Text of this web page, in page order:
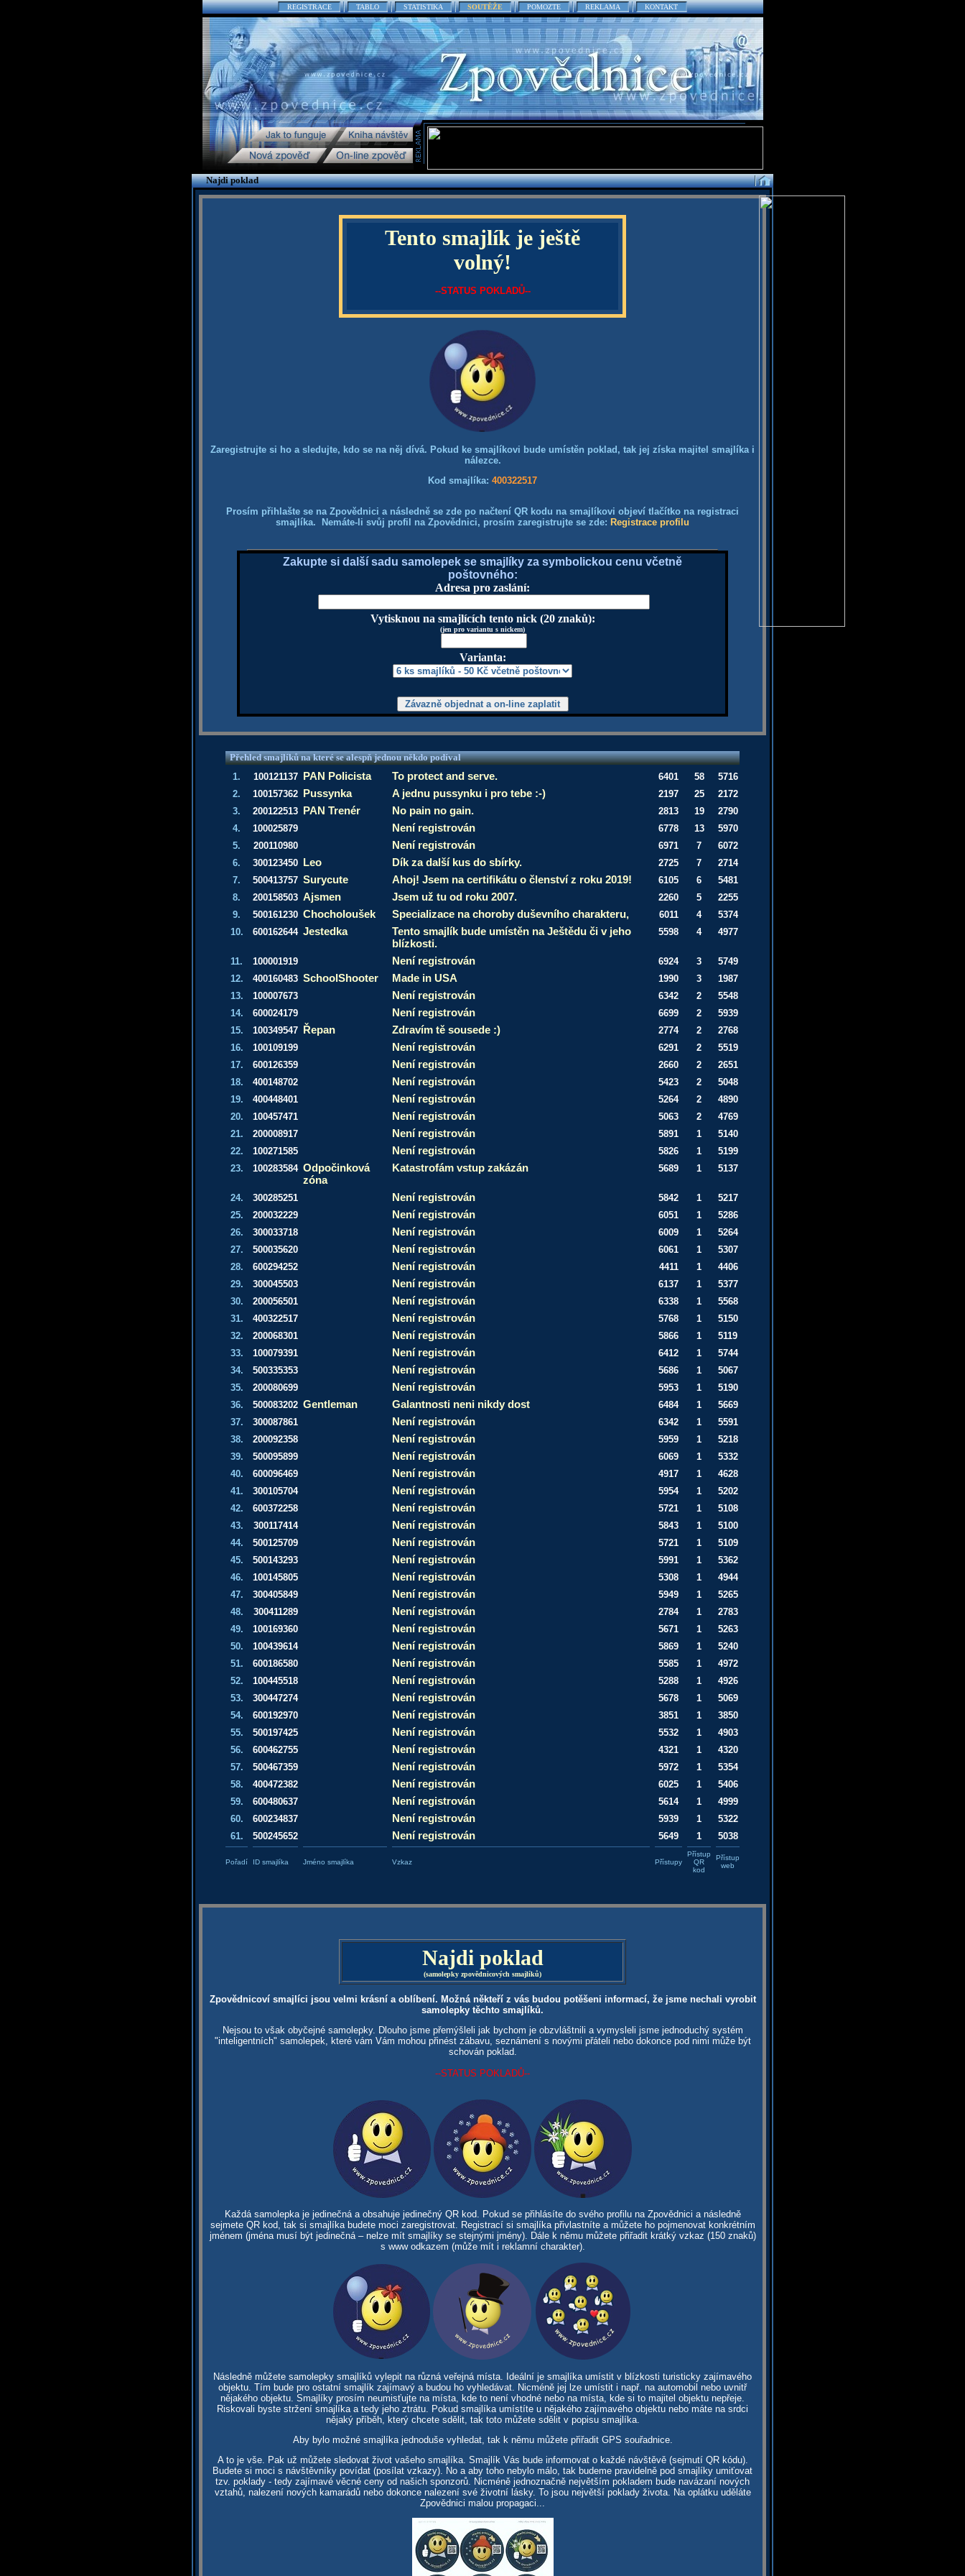
REGISTRACE TABLO STATISTIKA SOUTĚŽE POMOZTE REKLAMA KONTAKT
Najdi poklad
Tento smajlík je ještě
volný!
--STATUS POKLADŮ--
Zaregistrujte si ho a sledujte, kdo se na něj dívá. Pokud ke smajlíkovi bude umístěn poklad, tak jej získa majitel smajlíka i
nálezce.
Kod smajlíka: 400322517
Prosím přihlašte se na Zpovědnici a následně se zde po načtení QR kodu na smajlíkovi objeví tlačítko na registraci
smajlíka. Nemáte-li svůj profil na Zpovědnici, prosím zaregistrujte se zde: Registrace profilu
Zakupte si další sadu samolepek se smajlíky za symbolickou cenu včetně
poštovného:
Adresa pro zaslání:
Vytisknou na smajlících tento nick (20 znaků):
(jen pro variantu s nickem)
Varianta:
Přehled smajlíků na které se alespň jednou někdo podíval
1.
100121137 PAN Policista To protect and serve. 6401 58
5716
2.
100157362 Pussynka A jednu pussynku i pro tebe :-) 2197 25
2172
3.
200122513 PAN Trenér No pain no gain. 2813 19
2790
4.
100025879 Není registrován 6778 13
5970
5.
200110980 Není registrován 6971 7
6072
6.
300123450 Leo Dík za další kus do sbírky. 2725 7
2714
7.
500413757 Surycute Ahoj! Jsem na certifikátu o členství z roku 2019! 6105 6
5481
8.
200158503 Ajsmen Jsem už tu od roku 2007. 2260 5
2255
9.
500161230 Chocholoušek Specializace na choroby duševního charakteru, 6011 4
5374
10.
600162644 Jestedka
Tento smajlík bude umístěn na Ještědu či v jeho
blízkosti.
5598 4 4977
11. 100001919 Není registrován 6924 3
5749
12.
400160483 SchoolShooter Made in USA 1990 3
1987
13.
100007673 Není registrován 6342 2
5548
14.
600024179 Není registrován 6699 2
5939
15.
100349547 Řepan Zdravím tě sousede :) 2774 2
2768
16.
100109199 Není registrován 6291 2
5519
17.
600126359 Není registrován 2660 2
2651
18.
400148702 Není registrován 5423 2
5048
19.
400448401 Není registrován 5264 2
4890
20.
100457471 Není registrován 5063 2
4769
21.
200008917 Není registrován 5891 1
5140
22.
100271585 Není registrován 5826 1
5199
23.
100283584 Odpočinková
zóna
Katastrofám vstup zakázán 5689 1 5137
24. 300285251 Není registrován 5842 1
5217
25.
200032229 Není registrován 6051 1
5286
26.
300033718 Není registrován 6009 1
5264
27.
500035620 Není registrován 6061 1
5307
28.
600294252 Není registrován 4411 1
4406
29.
300045503 Není registrován 6137 1
5377
30.
200056501 Není registrován 6338 1
5568
31.
400322517 Není registrován 5768 1
5150
32.
200068301 Není registrován 5866 1
5119
33.
100079391 Není registrován 6412 1
5744
34.
500335353 Není registrován 5686 1
5067
35.
200080699 Není registrován 5953 1
5190
36.
500083202 Gentleman Galantnosti neni nikdy dost 6484 1
5669
37.
300087861 Není registrován 6342 1
5591
38.
200092358 Není registrován 5959 1
5218
39.
500095899 Není registrován 6069 1
5332
40.
600096469 Není registrován 4917 1
4628
41.
300105704 Není registrován 5954 1
5202
42.
600372258 Není registrován 5721 1
5108
43.
300117414 Není registrován 5843 1
5100
44.
500125709 Není registrován 5721 1
5109
45.
500143293 Není registrován 5991 1
5362
46.
100145805 Není registrován 5308 1
4944
47.
300405849 Není registrován 5949 1
5265
48.
300411289 Není registrován 2784 1
2783
49.
100169360 Není registrován 5671 1
5263
50.
100439614 Není registrován 5869 1
5240
51.
600186580 Není registrován 5585 1
4972
52.
100445518 Není registrován 5288 1
4926
53.
300447274 Není registrován 5678 1
5069
54.
600192970 Není registrován 3851 1
3850
55.
500197425 Není registrován 5532 1
4903
56.
600462755 Není registrován 4321 1
4320
57.
500467359 Není registrován 5972 1
5354
58.
400472382 Není registrován 6025 1
5406
59.
600480637 Není registrován 5614 1
4999
60.
600234837 Není registrován 5939 1
5322
61.
500245652 Není registrován 5649 1 5038
Pořadí ID smajlíka Jméno smajlíka Vzkaz Přístupy
Přístup
QR
kod
Přístup
web
Najdi poklad
(samolepky zpovědnicových smajlíků)
Zpovědnicoví smajlíci jsou velmi krásní a oblíbení. Možná někteří z vás budou potěšeni informací, že jsme nechali vyrobit
samolepky těchto smajlíků.
Nejsou to však obyčejné samolepky. Dlouho jsme přemýšleli jak bychom je obzvláštnili a vymysleli jsme jednoduchý systém
"inteligentních" samolepek, které vám Vám mohou přinést zábavu, seznámení s novými přáteli nebo dokonce pod nimi může být
schován poklad.
--STATUS POKLADŮ--
Každá samolepka je jedinečná a obsahuje jedinečný QR kod. Pokud se přihlásíte do svého profilu na Zpovědnici a následně
sejmete QR kod, tak si smajlíka budete moci zaregistrovat. Registrací si smajlíka přivlastníte a můžete ho pojmenovat konkrétním
jménem (jména musí být jedinečná – nelze mít smajlíky se stejnými jmény). Dále k němu můžete přiřadit krátký vzkaz (150 znaků)
s www odkazem (může mít i reklamní charakter).
Následně můžete samolepky smajlíků vylepit na různá veřejná místa. Ideální je smajlíka umístit v blízkosti turisticky zajímavého
objektu. Tím bude pro ostatní smajlík zajímavý a budou ho vyhledávat. Nicméně jej lze umístit i např. na automobil nebo uvnitř
nějakého objektu. Smajlíky prosím neumisťujte na místa, kde to není vhodné nebo na místa, kde si to majitel objektu nepřeje.
Riskovali byste stržení smajlíka a tedy jeho ztrátu. Pokud smajlíka umístíte u nějakého zajímavého objektu nebo máte na srdci
nějaký příběh, který chcete sdělit, tak toto můžete sdělit v popisu smajlíka.
Aby bylo možné smajlíka jednoduše vyhledat, tak k němu můžete přiřadit GPS souřadnice.
A to je vše. Pak už můžete sledovat život vašeho smajlíka. Smajlík Vás bude informovat o každé návštěvě (sejmutí QR kódu).
Budete si moci s návštěvníky povídat (posílat vzkazy). No a aby toho nebylo málo, tak budeme pravidelně pod smajlíky umiťovat
tzv. poklady - tedy zajímavé věcné ceny od našich sponzorů. Nicméně jednoznačně největším pokladem bude navázaní nových
vztahů, nalezení nových kamarádů nebo dokonce nalezení své životní lásky. To jsou největší poklady života. Na oplátku uděláte
Zpovědnici malou propagaci...